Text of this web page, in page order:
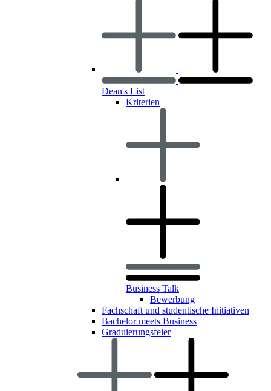
Dean's List
Kriterien
Business Talk
Bewerbung
Fachschaft und studentische Initiativen
Bachelor meets Business
Graduierungsfeier